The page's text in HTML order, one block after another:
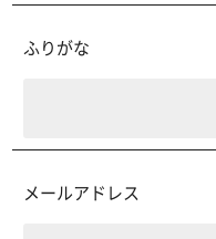
ふりがな
メールアドレス